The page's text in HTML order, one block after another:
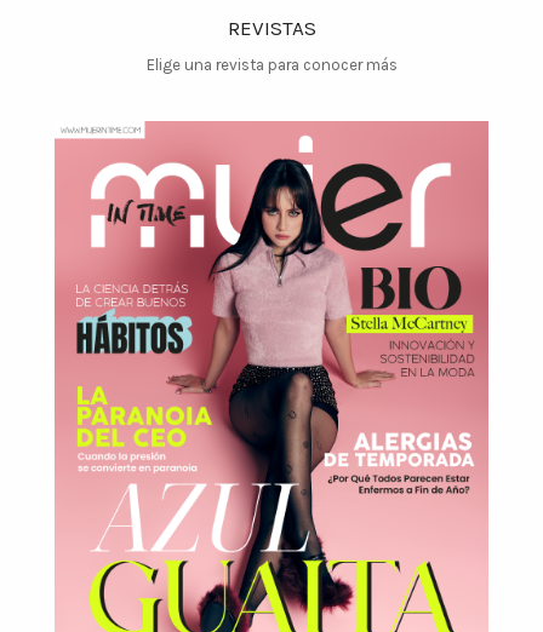
REVISTAS
Elige una revista para conocer más